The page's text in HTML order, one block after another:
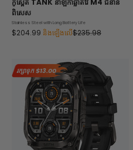
ពិសេស
Stainless Steel with Long Battery Life
តម្លៃលក់
$204.99 និងឡើងលើតម្លៃធម្មតា។
$235.98
រក្សាទុក$13.00